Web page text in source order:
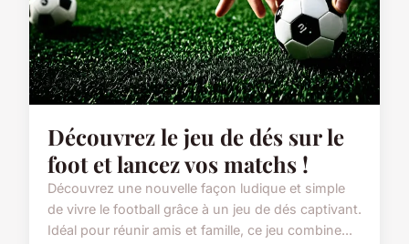
Découvrez le jeu de dés sur le
foot et lancez vos matchs !
Découvrez une nouvelle façon ludique et simple
de vivre le football grâce à un jeu de dés captivant.
Idéal pour réunir amis et famille, ce jeu combine...